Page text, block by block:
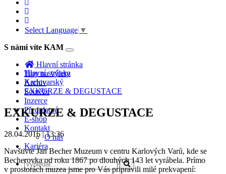
Select Language ▼
S námi víte KAM
Toggle
navigation
Hlavní stránka
Tipy na výlety
Archiv
Soutěže
Inzerce
Předplatné
E-shop
Kontakt
O nás
Kariéra
Hlavní stránka
Karlovarský
EXKURZE & DEGUSTACE
EXKURZE & DEGUSTACE
28.04.2016 | 13:36
Navštivte Jan Becher Muzeum v centru Karlových Varů, kde se
Becherovka od roku 1867 po dlouhých 143 let vyrábela. Prímo
v prostorách muzea jsme pro Vás pripravili milé prekvapení: